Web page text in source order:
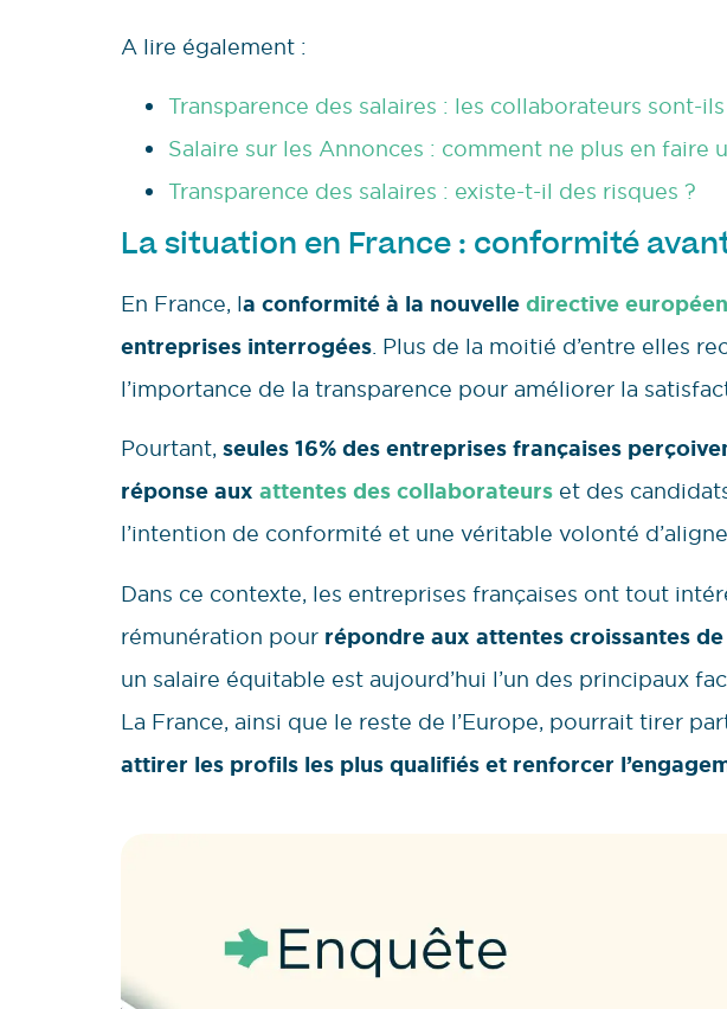
A lire également :
Transparence des salaires : les collaborateurs sont-
Salaire sur les Annonces : comment ne plus en faire
Transparence des salaires : existe-t-il des risques ?
La situation en France : conformité
En France, la conformité à la nouvelle directive
entreprises interrogées. Plus de la moitié d’entre elles
l’importance de la transparence pour améliorer la
Pourtant, seules 16% des entreprises françaises
réponse aux attentes des collaborateurs et des
l’intention de conformité et une véritable volonté
Dans ce contexte, les entreprises françaises ont tout
rémunération pour répondre aux attentes croissantes
un salaire équitable est aujourd’hui l’un des principaux
La France, ainsi que le reste de l’Europe, pourrait tirer
attirer les profils les plus qualifiés et renforcer